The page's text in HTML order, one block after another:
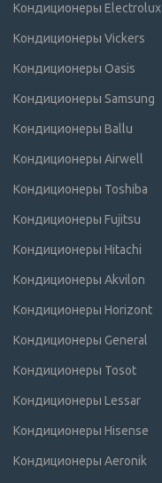
Кондиционеры Electrolux
Кондиционеры Vickers
Кондиционеры Oasis
Кондиционеры Samsung
Кондиционеры Ballu
Кондиционеры Airwell
Кондиционеры Toshiba
Кондиционеры Fujitsu
Кондиционеры Hitachi
Кондиционеры Akvilon
Кондиционеры Horizont
Кондиционеры General
Кондиционеры Tosot
Кондиционеры Lessar
Кондиционеры Hisense
Кондиционеры Аeronik